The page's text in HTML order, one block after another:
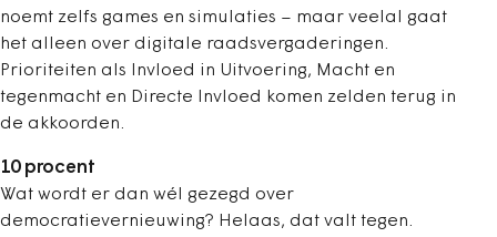
noemt zelfs games en simulaties – maar veelal gaat
het alleen over digitale raadsvergaderingen.
Prioriteiten als Invloed in Uitvoering, Macht en
tegenmacht en Directe Invloed komen ­zelden terug in
de akkoorden.
10 procent
Wat wordt er dan wél gezegd over
democratievernieuwing? Helaas, dat valt tegen.